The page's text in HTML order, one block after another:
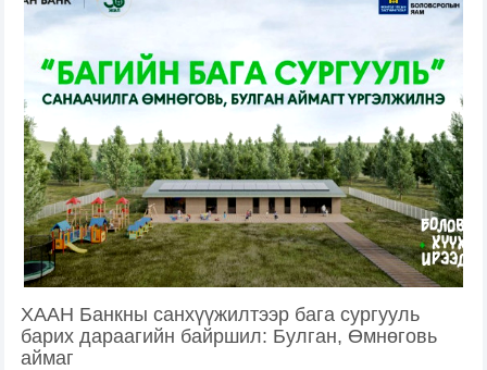
ХААН Банкны санхүүжилтээр бага сургууль
барих дараагийн байршил: Булган, Өмнөговь
аймаг